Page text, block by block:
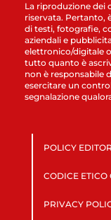
La riproduzione dei
riservata. Pertanto,
di testi, fotografie,
aziendali e
elettronico/digitale
tutto quanto è
non è responsabile
esercitare un
segnalazione
POLICY
CODICE ETICO
PRIVACY